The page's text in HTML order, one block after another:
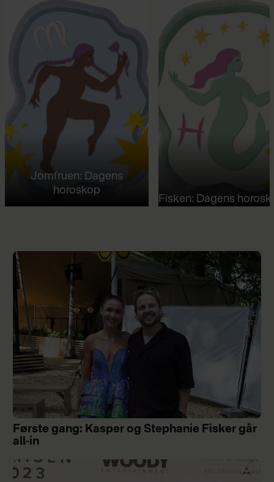
Jomfruen: Dagens
horoskop
Fisken: Dagens
Første gang: Kasper og Stephanie Fisker går
all-in